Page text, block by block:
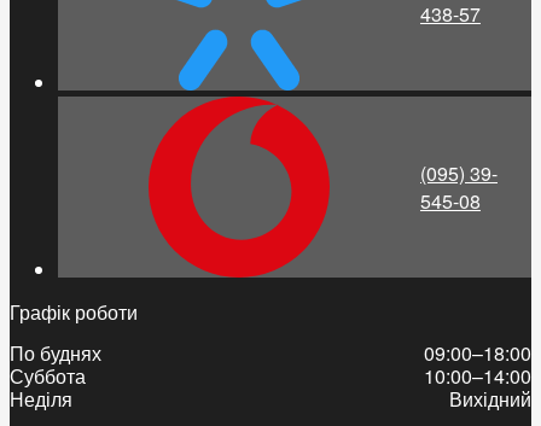
438-57
(095) 39-
545-08
Графік роботи
По буднях
09:00–18:00
Суббота
10:00–14:00
Неділя
Вихідний